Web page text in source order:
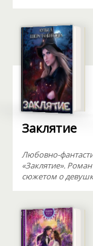
Заклятие
Любовно-
«Заклятие».
сюжетом о